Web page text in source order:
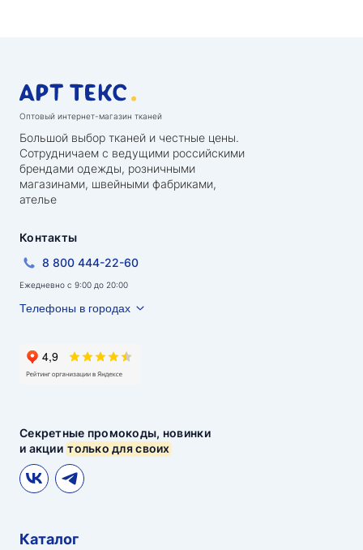
Оптовый интернет-магазин тканей
Большой выбор тканей и честные цены.
Сотрудничаем с ведущими российскими
брендами одежды, розничными
магазинами, швейными фабриками,
ателье
Секретные промокоды, новинки
и акциитолько для своих
Контакты
8 800 444-22-60
Ежедневно с 9:00 до 20:00
Телефоны в городах
Каталог